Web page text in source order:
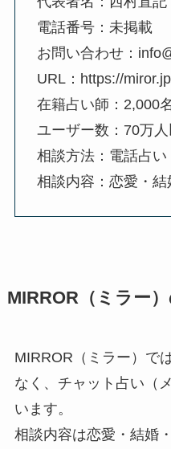
電話番号：未掲載
お問い合わせ：
URL：https://
在籍占い師：2,000
ユーザー数：70万人
相談方法：電話占
相談内容：恋愛・
MIRROR（ミラー
MIRROR（ミラー）で
なく、チャット占い（
います。
相談内容は恋愛・結婚